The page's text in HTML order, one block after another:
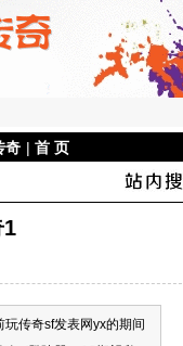
奇 | 首 页
玩传奇sf发表网yx的期间